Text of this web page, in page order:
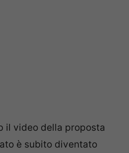
il video della proposta
è subito diventato